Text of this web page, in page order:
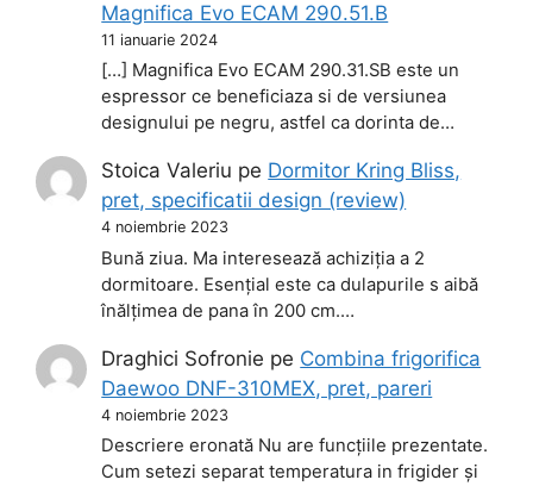
Magnifica Evo ECAM 290.51.B
11 ianuarie 2024
[…] Magnifica Evo ECAM 290.31.SB este un
espressor ce beneficiaza si de versiunea
designului pe negru, astfel ca dorinta de…
Stoica Valeriu pe Dormitor Kring Bliss,
pret, specificatii design (review)
4 noiembrie 2023
Bună ziua. Ma interesează achiziția a 2
dormitoare. Esențial este ca dulapurile s aibă
înălțimea de pana în 200 cm.…
Draghici Sofronie pe Combina frigorifica
Daewoo DNF-310MEX, pret, pareri
4 noiembrie 2023
Descriere eronată Nu are funcțiile prezentate.
Cum setezi separat temperatura in frigider și